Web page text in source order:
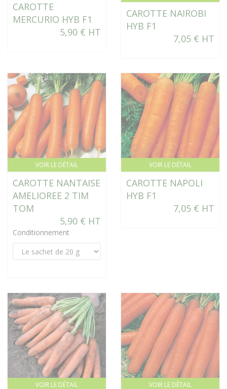
CAROTTE
MERCURIO HYB F1
5,90 € HT
CAROTTE NAIROBI
HYB F1
7,05 € HT
VOIR LE DÉTAIL
CAROTTE NANTAISE
AMELIOREE 2 TIM
TOM
5,90 € HT
Conditionnement
VOIR LE DÉTAIL
CAROTTE NAPOLI
HYB F1
7,05 € HT
VOIR LE DÉTAIL VOIR LE DÉTAIL